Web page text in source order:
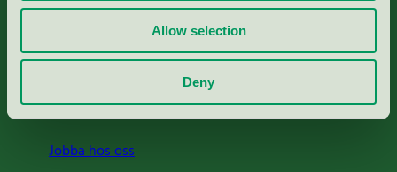
Allow selection
Deny
Press
Om oss
Jobba hos oss